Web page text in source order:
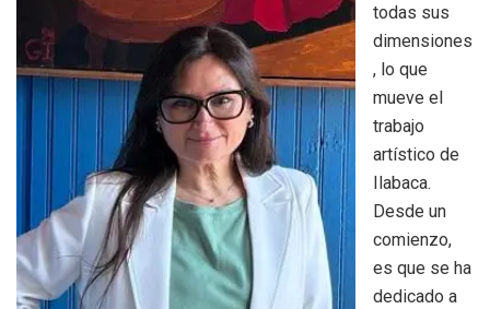
todas sus
dimensiones
, lo que
mueve el
trabajo
artístico de
Ilabaca.
Desde un
comienzo,
es que se ha
dedicado a